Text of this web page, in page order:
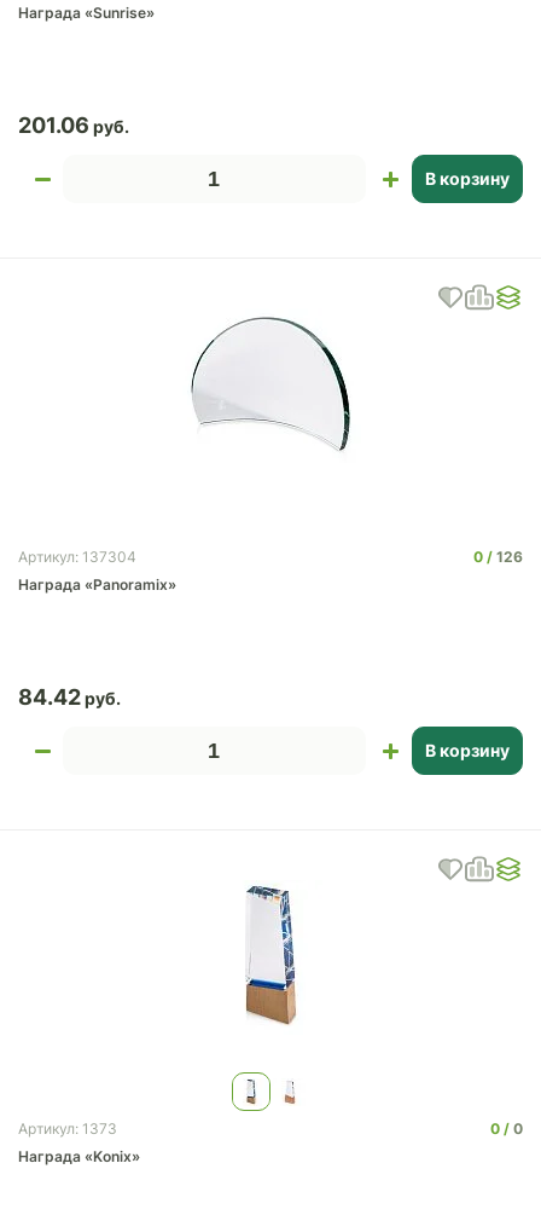
Награда «Sunrise»
201.06
В корзину
Артикул: 137304 0
126
Награда «Panoramix»
84.42
В корзину
Артикул: 1373 0
0
Награда «Konix»